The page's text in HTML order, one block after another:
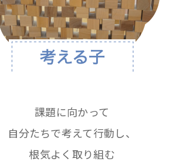
課題に向かって
自分たちで考えて行動し、
根気よく取り組む